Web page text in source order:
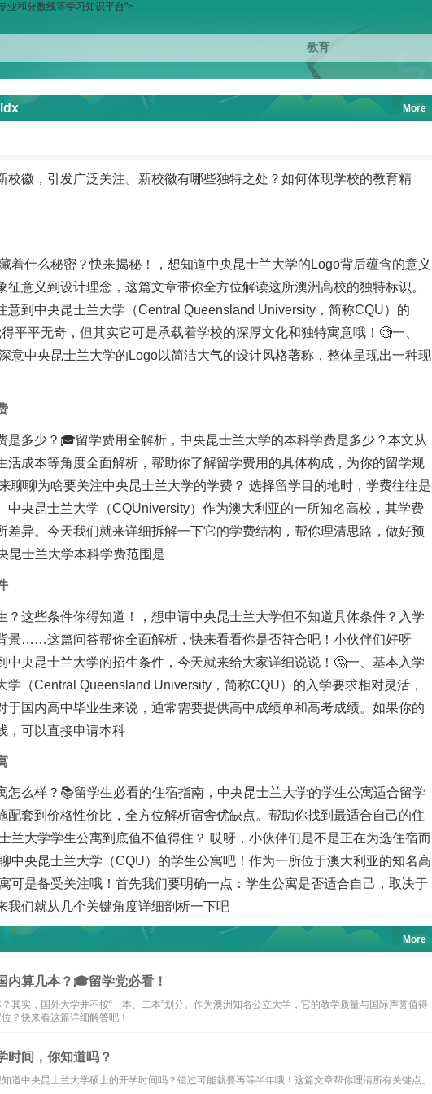
业和分数线等学习知识平台">
More
校徽，引发广泛关注。新校徽有哪些独特之处？如何体现学校的教育精
着什么秘密？快来揭秘！，想知道中央昆士兰大学的Logo背后蕴含的意义
征意义到设计理念，这篇文章带你全方位解读这所澳洲高校的独特标识。
意到中央昆士兰大学（Central Queensland University，简称CQU）的
平平无奇，但其实它可是承载着学校的深厚文化和独特寓意哦！🧐一、
意中央昆士兰大学的Logo以简洁大气的设计风格著称，整体呈现出一种现
是多少？🎓留学费用全解析，中央昆士兰大学的本科学费是多少？本文从
活成本等角度全面解析，帮助你了解留学费用的具体构成，为你的留学规
聊聊为啥要关注中央昆士兰大学的学费？ 选择留学目的地时，学费往往是
中央昆士兰大学（CQUniversity）作为澳大利亚的一所知名高校，其学费
差异。今天我们就来详细拆解一下它的学费结构，帮你理清思路，做好预
昆士兰大学本科学费范围是
？这些条件你得知道！，想申请中央昆士兰大学但不知道具体条件？入学
景……这篇问答帮你全面解析，快来看看你是否符合吧！小伙伴们好呀
中央昆士兰大学的招生条件，今天就来给大家详细说说！🤔一、基本入学
学（Central Queensland University，简称CQU）的入学要求相对灵活，
于国内高中毕业生来说，通常需要提供高中成绩单和高考成绩。如果你的
，可以直接申请本科
怎么样？📚留学生必看的住宿指南，中央昆士兰大学的学生公寓适合留学
配套到价格性价比，全方位解析宿舍优缺点。帮助你找到最适合自己的住
兰大学学生公寓到底值不值得住？ 哎呀，小伙伴们是不是正在为选住宿而
中央昆士兰大学（CQU）的学生公寓吧！作为一所位于澳大利亚的知名高
可是备受关注哦！首先我们要明确一点：学生公寓是否适合自己，取决于
我们就从几个关键角度详细剖析一下吧
More
内算几本？🎓留学党必看！
其实，国外大学并不按“一本、二本”划分。作为澳洲知名公立大学，它的教学质量与国际声誉值得
？快来看这篇详细解答吧！
时间，你知道吗？
道中央昆士兰大学硕士的开学时间吗？错过可能就要再等半年哦！这篇文章帮你理清所有关键点。